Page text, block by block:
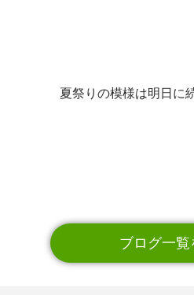
夏祭りの模様は明日に
ブログ一覧